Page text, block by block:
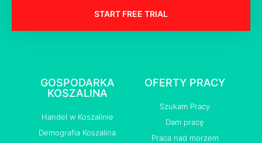
START FREE TRIAL
GOSPODARKA
KOSZALINA
Handel w Koszalinie
Demografia Koszalina
OFERTY PRACY
Szukam Pracy
Dam pracę
Praca nad morzem